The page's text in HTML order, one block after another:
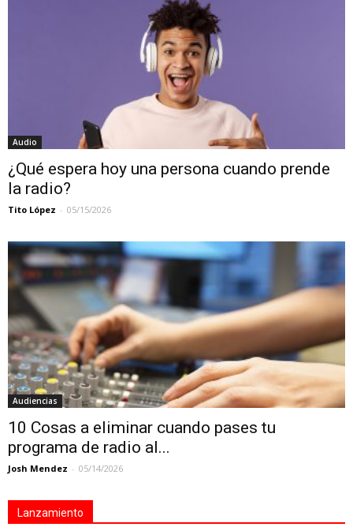
Audio
¿Qué espera hoy una persona cuando prende
la radio?
Tito López - 05/15/2026
Audiencias
10 Cosas a eliminar cuando pases tu
programa de radio al...
Josh Mendez - 05/14/2026
Lanzamiento